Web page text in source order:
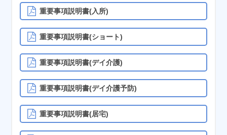
重要事項説明書(入所)
重要事項説明書(ショート)
重要事項説明書(デイ介護)
重要事項説明書(デイ介護予防)
重要事項説明書(居宅)